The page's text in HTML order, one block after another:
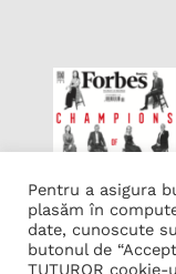
Pentru a asigura
plasăm în
date, cunoscute
butonul de
TUTUROR